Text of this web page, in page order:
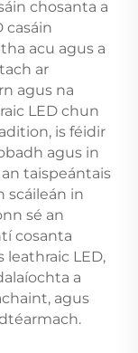
chosanta a
casáin
acu agus a
ar
agus na
LED chun
is féidir
agus in
taispeántais
scáileán in
sé an
cosanta
leathraic LED,
a
agus